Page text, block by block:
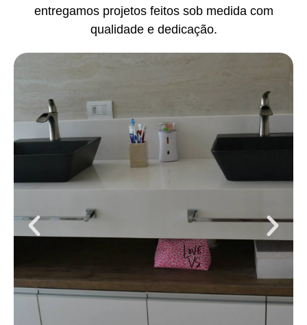
entregamos projetos feitos sob medida com
qualidade e dedicação.